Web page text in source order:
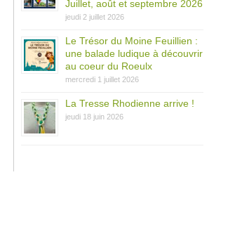
Juillet, août et septembre 2026
jeudi 2 juillet 2026
Le Trésor du Moine Feuillien :
une balade ludique à découvrir
au coeur du Roeulx
mercredi 1 juillet 2026
La Tresse Rhodienne arrive !
jeudi 18 juin 2026